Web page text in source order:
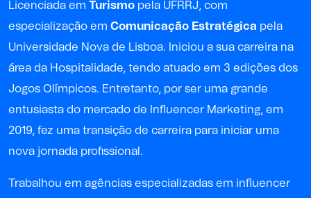
Licenciada em Turismo pela UFRRJ, com
especialização em Comunicação Estratégica pela
Universidade Nova de Lisboa. Iniciou a sua carreira na
área da Hospitalidade, tendo atuado em 3 edições dos
Jogos Olímpicos. Entretanto, por ser uma grande
entusiasta do mercado de Influencer Marketing, em
2019, fez uma transição de carreira para iniciar uma
nova jornada profissional.
Trabalhou em agências especializadas em influencer